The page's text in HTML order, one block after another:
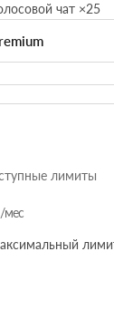
чат ×25
лимиты
/мес